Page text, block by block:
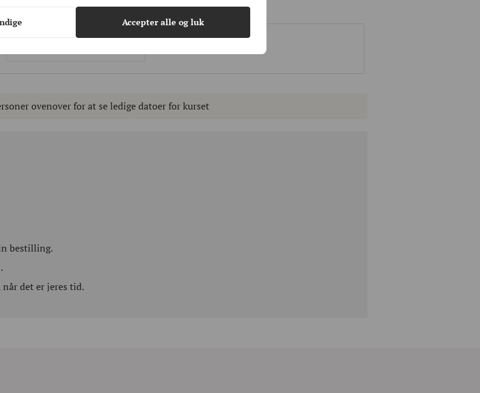
ovenover for at se ledige datoer for kurset
bestilling.
det er jeres tid.
Accepter alle og luk